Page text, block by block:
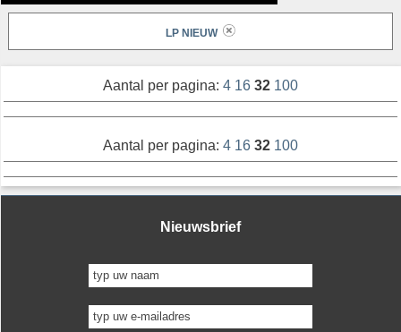
LP NIEUW
Aantal per pagina: 4 16 32 100
Aantal per pagina: 4 16 32 100
Nieuwsbrief